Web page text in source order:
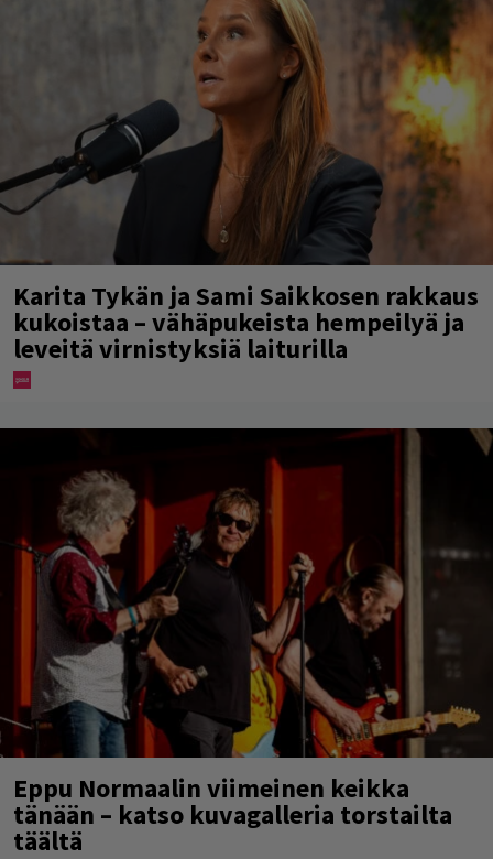
Karita Tykän ja Sami Saikkosen rakkaus
kukoistaa – vähäpukeista hempeilyä ja
leveitä virnistyksiä laiturilla
Eppu Normaalin viimeinen keikka
tänään – katso kuvagalleria torstailta
täältä